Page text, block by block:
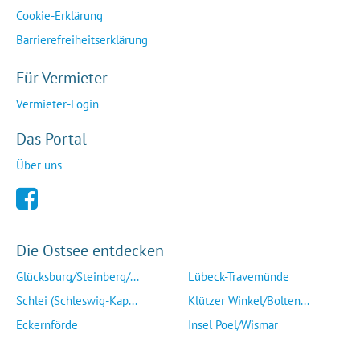
Cookie-Erklärung
Barrierefreiheitserklärung
Für Vermieter
Vermieter-Login
Das Portal
Über uns
Die Ostsee entdecken
Glücksburg/Steinberg/...
Schlei (Schleswig-Kap...
Eckernförde
Lübeck-Travemünde
Klützer Winkel/Bolten...
Insel Poel/Wismar